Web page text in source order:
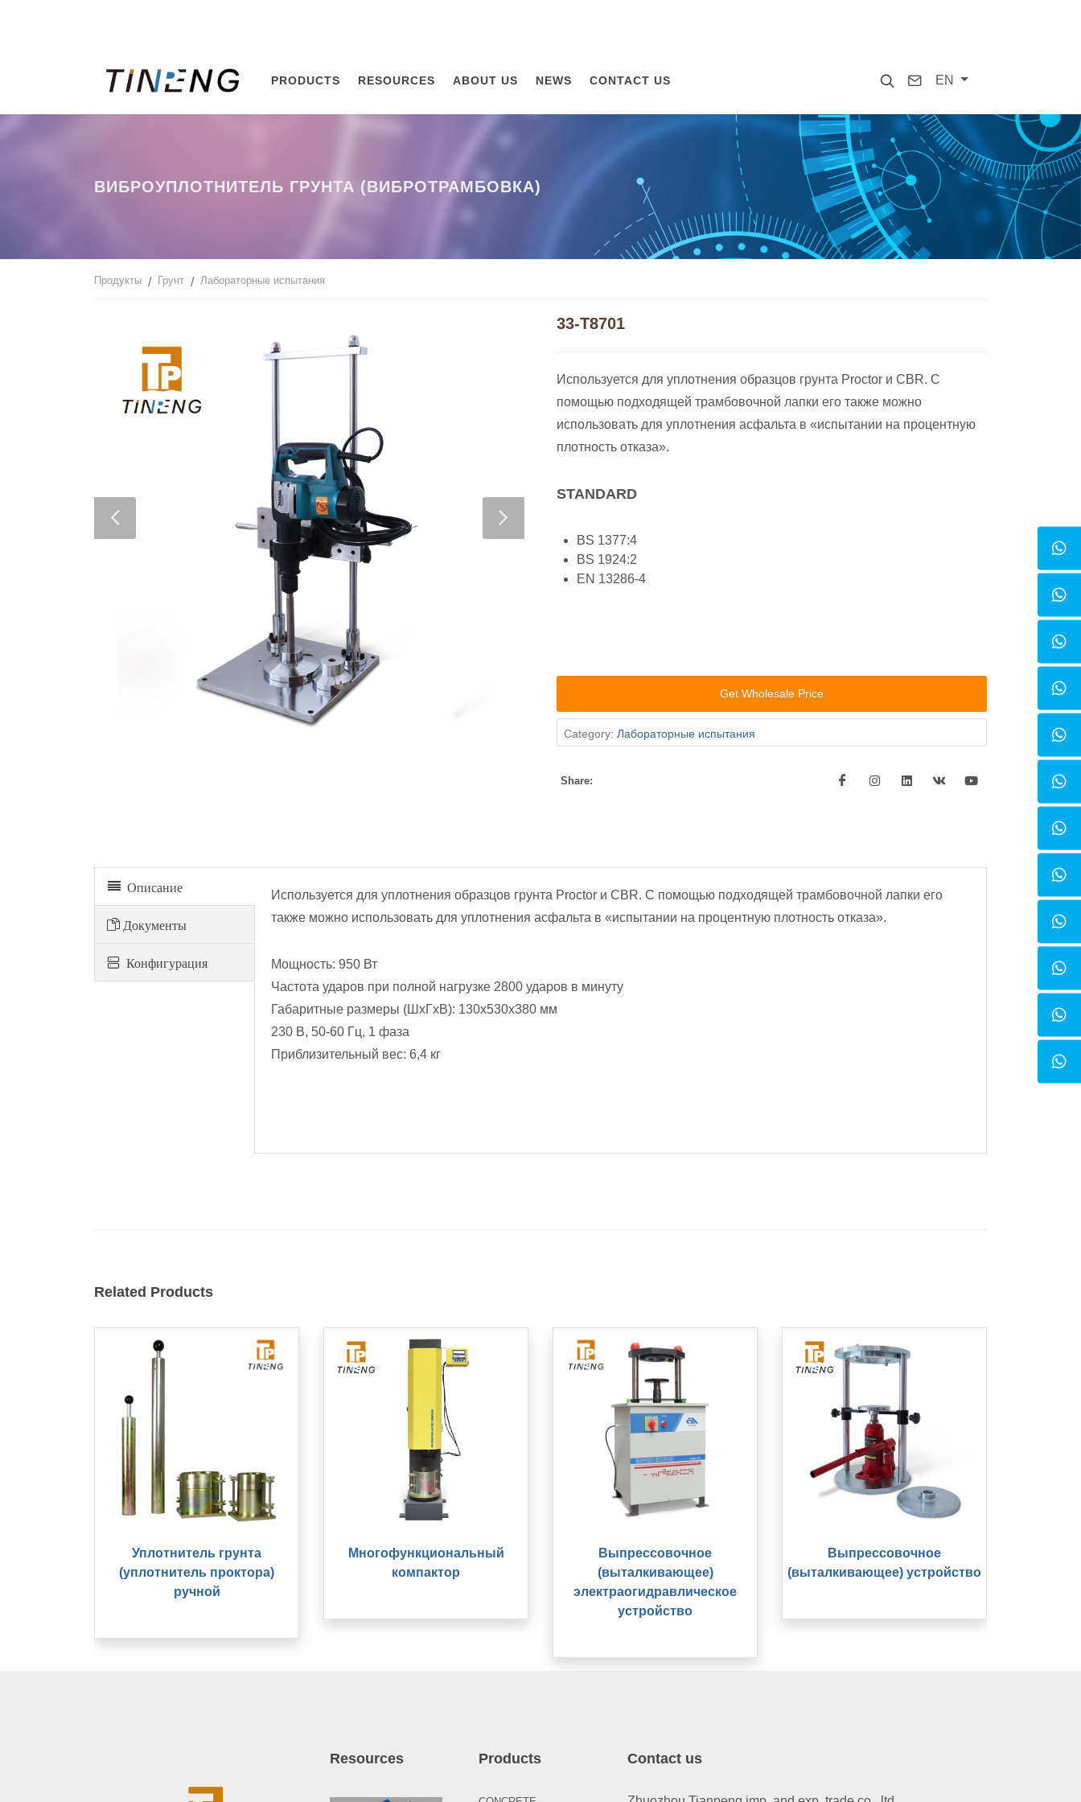
SearchContact
EN
PRODUCTS RESOURCES ABOUT US NEWS CONTACT US
ВИБРОУПЛОТНИТЕЛЬ ГРУНТА (ВИБРОТРАМБОВКА)
Продукты Грунт Лабораторные испытания
33-T8701
Используется для уплотнения образцов грунта Proctor и CBR. С
помощью подходящей трамбовочной лапки его также можно
использовать для уплотнения асфальта в «испытании на процентную
плотность отказа».
STANDARD
BS 1377:4
BS 1924:2
EN 13286-4
Get Wholesale Price
Category: Лабораторные испытания
Share:
Описание
Документы
Конфигурация
Используется для уплотнения образцов грунта Proctor и CBR. С помощью подходящей трамбовочной лапки его
также можно использовать для уплотнения асфальта в «испытании на процентную плотность отказа».
Мощность: 950 Вт
Частота ударов при полной нагрузке 2800 ударов в минуту
Габаритные размеры (ШхГхВ): 130х530х380 мм
230 В, 50-60 Гц, 1 фаза
Приблизительный вес: 6,4 кг
Related Products
Уплотнитель грунта
(уплотнитель проктора)
ручной
Многофункциональный
компактор
Выпрессовочное
(выталкивающее)
электрaогидравлическое
устройство
Выпрессовочное
(выталкивающее) устройство
Resources Products Contact us